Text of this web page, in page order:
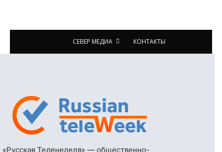
СЕВЕР МЕДИА КОНТАКТЫ
«Русская Теленеделя» — общественно-